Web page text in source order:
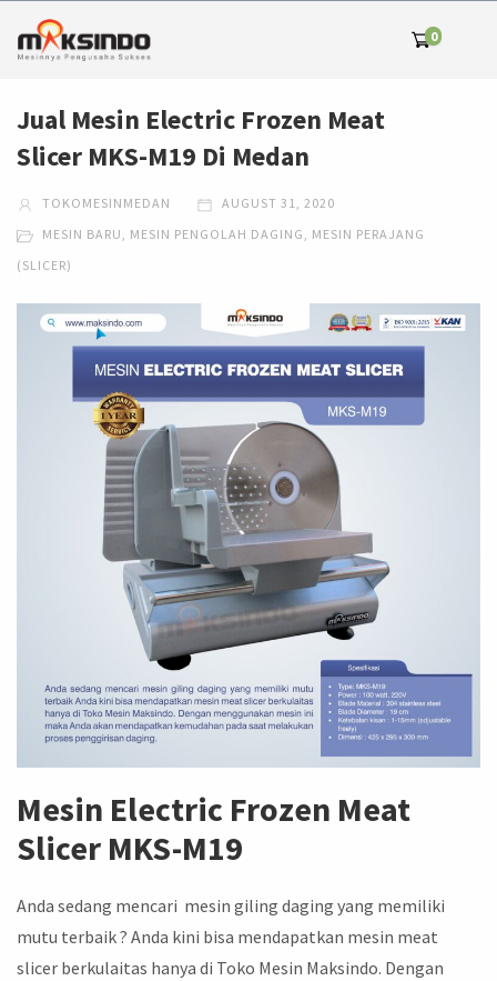
0
Jual Mesin Electric Frozen Meat
Slicer MKS-M19 Di Medan
TOKOMESINMEDAN
AUGUST 31, 2020
MESIN BARU, MESIN PENGOLAH DAGING, MESIN PERAJANG
(SLICER)
Mesin Electric Frozen Meat
Slicer MKS-M19
Anda sedang mencari mesin giling daging yang memiliki
mutu terbaik ? Anda kini bisa mendapatkan mesin meat
slicer berkulaitas hanya di Toko Mesin Maksindo. Dengan